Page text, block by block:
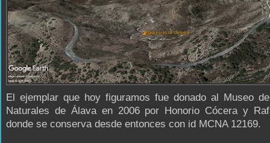
El ejemplar que hoy figuramos fue donado al Museo
Naturales de Álava en 2006 por Honorio Cócera y
donde se conserva desde entonces con id MCNA 12169.